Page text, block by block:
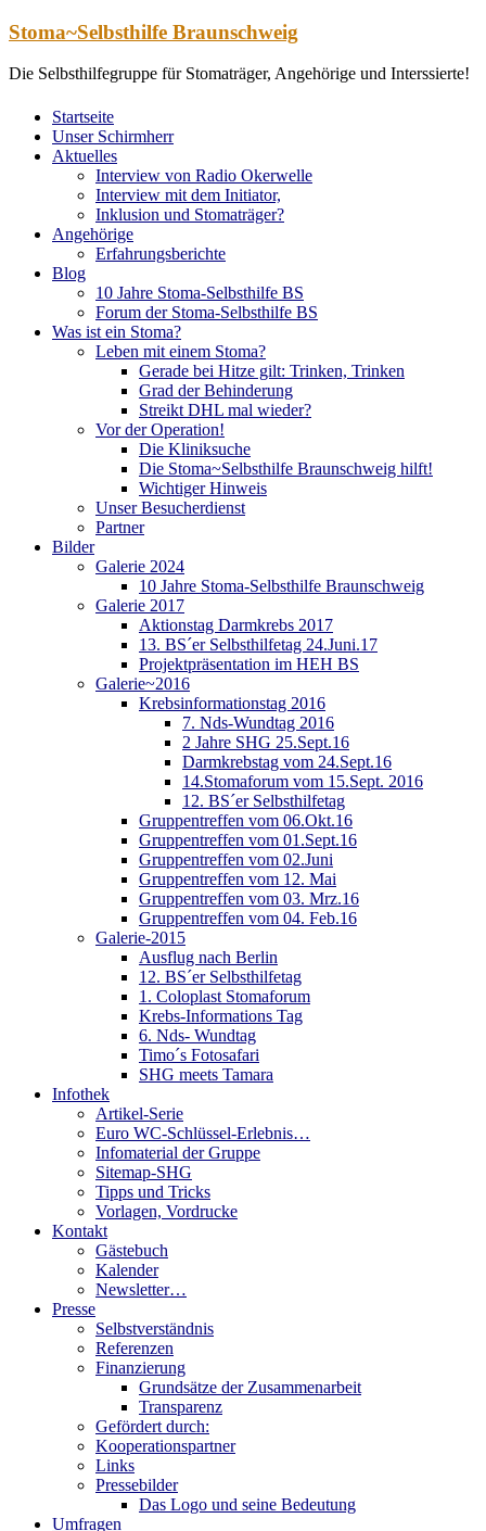
Zum
springen
Stoma~Selbsthilfe Braunschweig
Die Selbsthilfegruppe für Stomaträger, Angehörige und Interssierte!
Startseite
Unser Schirmherr
Aktuelles
Interview von Radio Okerwelle
Interview mit dem Initiator,
Inklusion und Stomaträger?
Angehörige
Erfahrungsberichte
Blog
10 Jahre Stoma-Selbsthilfe BS
Forum der Stoma-Selbsthilfe BS
Was ist ein Stoma?
Leben mit einem Stoma?
Gerade bei Hitze gilt: Trinken, Trinken
Grad der Behinderung
Streikt DHL mal wieder?
Vor der Operation!
Die Kliniksuche
Die Stoma~Selbsthilfe Braunschweig hilft!
Wichtiger Hinweis
Unser Besucherdienst
Partner
Bilder
Galerie 2024
10 Jahre Stoma-Selbsthilfe Braunschweig
Galerie 2017
Aktionstag Darmkrebs 2017
13. BS´er Selbsthilfetag 24.Juni.17
Projektpräsentation im HEH BS
Galerie~2016
Krebsinformationstag 2016
7. Nds-Wundtag 2016
2 Jahre SHG 25.Sept.16
Darmkrebstag vom 24.Sept.16
14.Stomaforum vom 15.Sept. 2016
12. BS´er Selbsthilfetag
Gruppentreffen vom 06.Okt.16
Gruppentreffen vom 01.Sept.16
Gruppentreffen vom 02.Juni
Gruppentreffen vom 12. Mai
Gruppentreffen vom 03. Mrz.16
Gruppentreffen vom 04. Feb.16
Galerie-2015
Ausflug nach Berlin
12. BS´er Selbsthilfetag
1. Coloplast Stomaforum
Krebs-Informations Tag
6. Nds- Wundtag
Timo´s Fotosafari
SHG meets Tamara
Infothek
Artikel-Serie
Euro WC-Schlüssel-Erlebnis…
Infomaterial der Gruppe
Sitemap-SHG
Tipps und Tricks
Vorlagen, Vordrucke
Kontakt
Gästebuch
Kalender
Newsletter…
Presse
Selbstverständnis
Referenzen
Finanzierung
Grundsätze der Zusammenarbeit
Transparenz
Gefördert durch:
Kooperationspartner
Links
Pressebilder
Das Logo und seine Bedeutung
Umfragen